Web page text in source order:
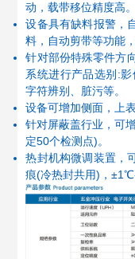
动，载带移位精度高。
设备具有缺料报警，
料，自动剪带等功能
针对部份特殊零件方
系统进行产品选别:影
字符辨别、脏污等。
设备可增加侧面，上
针对屏蔽盖行业，可
定50个检测点)。
热封机构微调装置，
痕(冷热封共用)，